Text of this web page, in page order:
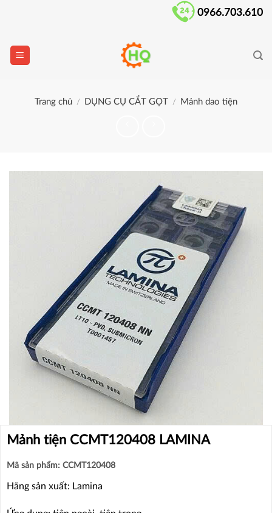
0966.703.610
Trang chủ / DỤNG CỤ CẮT GỌT / Mảnh dao tiện
Mảnh tiện CCMT120408 LAMINA
Mã sản phẩm: CCMT120408
Hãng sản xuất: Lamina